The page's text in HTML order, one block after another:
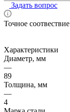
Задать вопрос
Точное
Характеристики
Диаметр, мм
—
89
Толщина, мм
—
4